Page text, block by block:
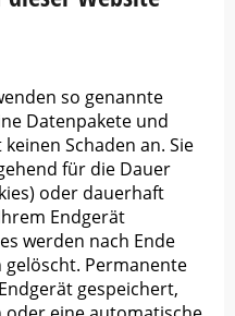
so genannte
Datenpakete und
Schaden an. Sie
für die Dauer
oder dauerhaft
Endgerät
werden nach Ende
Permanente
gespeichert,